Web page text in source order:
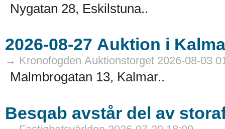
Nygatan 28, Eskilstuna..
→ Kronofogden Auktionstorget 2026-08-03
Malmbrogatan 13, Kalmar..
Besqab avstår del av